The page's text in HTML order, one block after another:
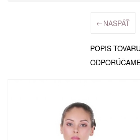
←NASPÄŤ
POPIS TOVARU